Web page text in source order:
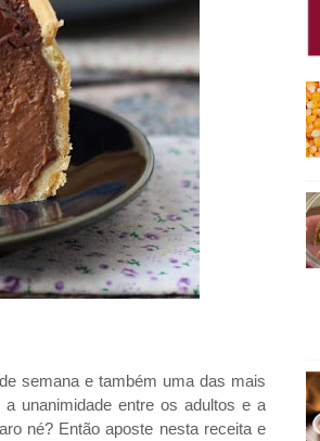
semana e também uma das mais
unanimidade entre os adultos e a
né? Então aposte nesta receita e